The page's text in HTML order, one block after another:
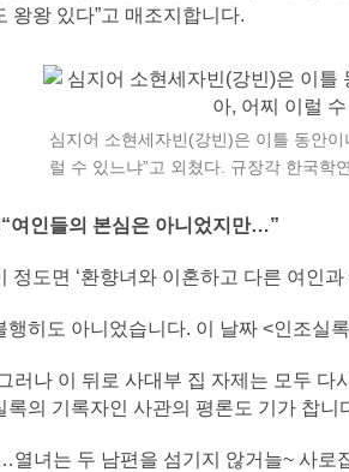
왕왕 있다”고 매조지합니다.
심지어 소현세자빈(강빈)은 이틀 동안
럴 수 있느냐”고 외쳤다. 규장각 한국학
여인들의 본심은 아니었지만…”
정도면 ‘환향녀와 이혼하고 다른 여인
행히도 아니었습니다. 이 날짜 <인조실
러나 이 뒤로 사대부 집 자제는 모두 다
록의 기록자인 사관의 평론도 기가 찹니
열녀는 두 남편을 섬기지 않거늘~ 사로